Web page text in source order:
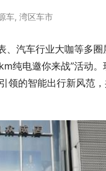
车, 湾区车市
、汽车行业大咖等多
纯电邀你来战”活动
的智能出行新风范